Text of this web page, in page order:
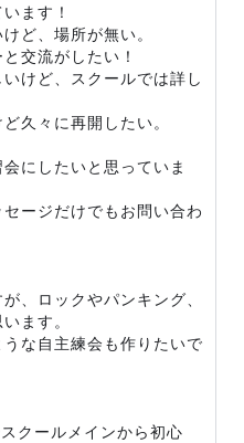
ます！
ど、場所が無い。
交流がしたい！
けど、スクールでは詳し
久々に再開したい。
にしたいと思っていま
ージだけでもお問い合わ
、ロックやパンキング、
ます。
な自主練会も作りたいで
クールメインから初心